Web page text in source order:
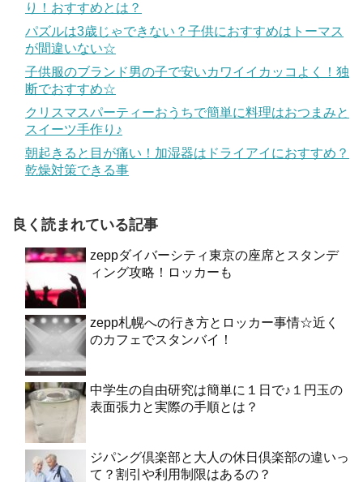
り！おすすめとは？
パズルは3歳じゃできない？子供におすすめはトーマス
が間違いない☆
子供服のブランド男の子で安いカワイイカッコよく！独
断でおすすめ☆
クリスマスパーティーおうちで簡単に料理はおつまみと
スイーツ手作り♪
朝起きると目が痛い！加湿器はドライアイにおすすめ？
乾燥対策できる事
良く読まれている記事
zeppダイバーシティ東京の座席とスタンデ
ィング攻略！ロッカーも
zepp札幌への行き方とロッカー事情☆近く
のカフェでスタンバイ！
中学生の自由研究は簡単に１日で♪１円玉の
表面張力と実際の手順とは？
ジパング倶楽部と大人の休日倶楽部の違いっ
て？割引や利用制限はあるの？